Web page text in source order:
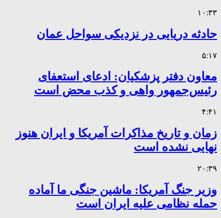
۱۰:۳۳
حادثه دریایی در نزدیکی سواحل عمان
۵:۱۷
معاون دفتر پزشکیان: ادعای استعفای
رئیس‌جمهور واهی و کذب محض است
۴:۴۱
زمان و تاریخ مذاکرات آمریکا و ایران هنوز
نهایی نشده است
۲۰:۳۹
وزیر جنگ آمریکا: ماشین جنگی ما آماده
حمله نظامی علیه ایران است